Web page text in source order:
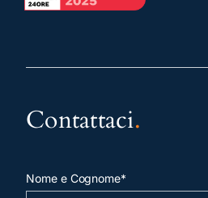
Contattaci.
Nome e Cognome*